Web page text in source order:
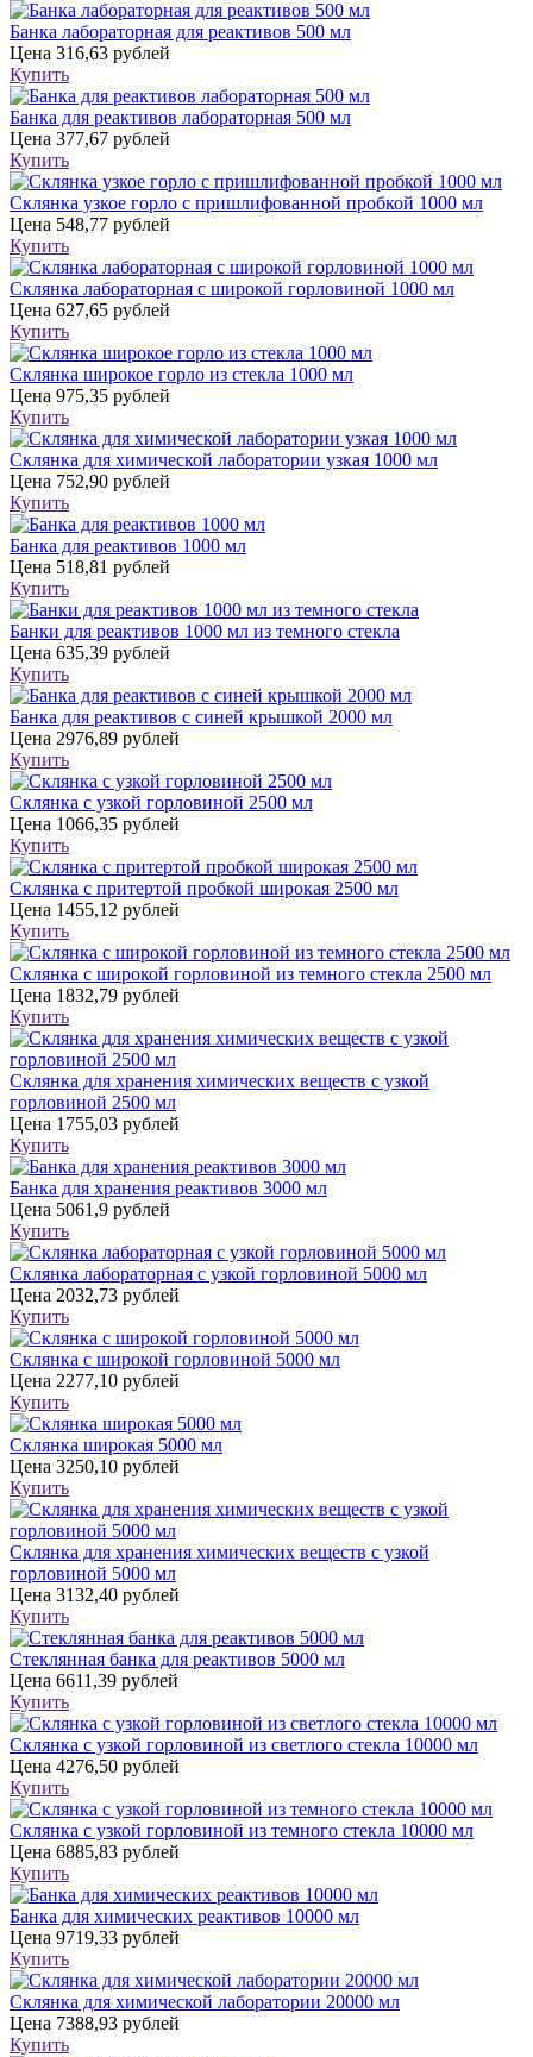
Банка лабораторная для реактивов 500 мл
Цена 316,63 рублей
Купить
Банка для реактивов лабораторная 500 мл
Цена 377,67 рублей
Купить
Склянка узкое горло с пришлифованной пробкой 1000 мл
Цена 548,77 рублей
Купить
Склянка лабораторная с широкой горловиной 1000 мл
Цена 627,65 рублей
Купить
Склянка широкое горло из стекла 1000 мл
Цена 975,35 рублей
Купить
Склянка для химической лаборатории узкая 1000 мл
Цена 752,90 рублей
Купить
Банка для реактивов 1000 мл
Цена 518,81 рублей
Купить
Банки для реактивов 1000 мл из темного стекла
Цена 635,39 рублей
Купить
Банка для реактивов с синей крышкой 2000 мл
Цена 2976,89 рублей
Купить
Склянка с узкой горловиной 2500 мл
Цена 1066,35 рублей
Купить
Склянка с притертой пробкой широкая 2500 мл
Цена 1455,12 рублей
Купить
Склянка с широкой горловиной из темного стекла 2500 мл
Цена 1832,79 рублей
Купить
Склянка для хранения химических веществ с узкой
горловиной 2500 мл
Цена 1755,03 рублей
Купить
Банка для хранения реактивов 3000 мл
Цена 5061,9 рублей
Купить
Склянка лабораторная с узкой горловиной 5000 мл
Цена 2032,73 рублей
Купить
Склянка с широкой горловиной 5000 мл
Цена 2277,10 рублей
Купить
Склянка широкая 5000 мл
Цена 3250,10 рублей
Купить
Склянка для хранения химических веществ с узкой
горловиной 5000 мл
Цена 3132,40 рублей
Купить
Стеклянная банка для реактивов 5000 мл
Цена 6611,39 рублей
Купить
Склянка с узкой горловиной из светлого стекла 10000 мл
Цена 4276,50 рублей
Купить
Склянка с узкой горловиной из темного стекла 10000 мл
Цена 6885,83 рублей
Купить
Банка для химических реактивов 10000 мл
Цена 9719,33 рублей
Купить
Склянка для химической лаборатории 20000 мл
Цена 7388,93 рублей
Купить